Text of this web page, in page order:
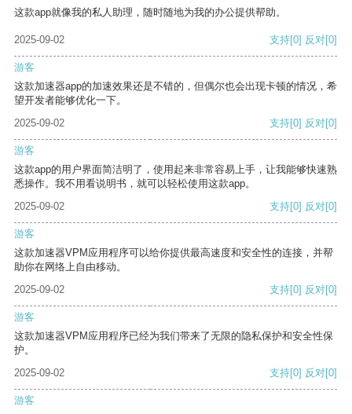
这款app就像我的私人助理，随时随地为我的办公提供帮助。
2025-09-02 支持[0] 反对[0]
游客
这款加速器app的加速效果还是不错的，但偶尔也会出现卡顿的情况，希
望开发者能够优化一下。
2025-09-02
支持[0] 反对[0]
游客
这款app的用户界面简洁明了，使用起来非常容易上手，让我能够快速熟
悉操作。我不用看说明书，就可以轻松使用这款app。
2025-09-02
支持[0] 反对[0]
游客
这款加速器VPM应用程序可以给你提供最高速度和安全性的连接，并帮
助你在网络上自由移动。
2025-09-02
支持[0] 反对[0]
游客
这款加速器VPM应用程序已经为我们带来了无限的隐私保护和安全性保
护。
2025-09-02
支持[0] 反对[0]
游客